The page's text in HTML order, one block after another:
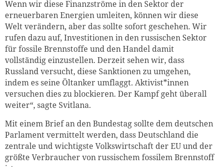
Wenn wir diese Finanzströme in den Sektor der
erneuerbaren Energien umleiten, können wir diese
Welt verändern, aber das sollte sofort geschehen. Wir
rufen dazu auf, Investitionen in den russischen Sektor
für fossile Brennstoffe und den Handel damit
vollständig einzustellen. Derzeit sehen wir, dass
Russland versucht, diese Sanktionen zu umgehen,
indem es seine Öltanker umflaggt. Aktivist*innen
versuchen dies zu blockieren. Der Kampf geht überall
weiter“, sagte Svitlana.
Mit einem Brief an den Bundestag sollte dem deutschen
Parlament vermittelt werden, dass Deutschland die
zentrale und wichtigste Volkswirtschaft der EU und der
größte Verbraucher von russischem fossilem Brennstoff